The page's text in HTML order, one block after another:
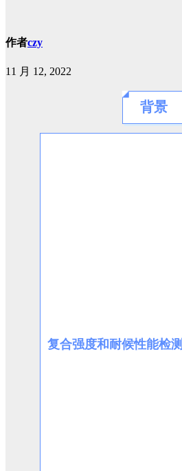
作者czy
11 月 12, 2022
背景
复合强度和耐候性能检测